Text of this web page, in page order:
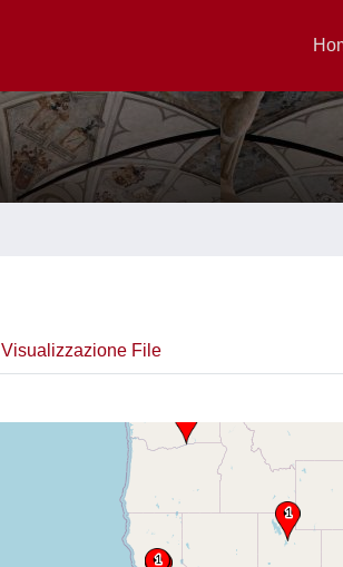
Visualizzazione File